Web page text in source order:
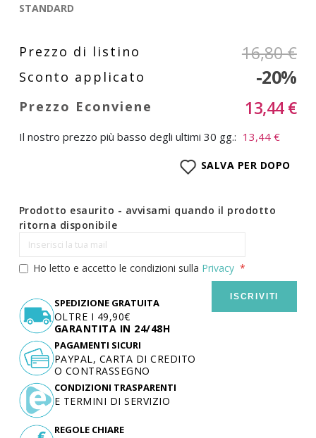
STANDARD
16,80 €
-20%
13,44 €
Il nostro prezzo più basso degli ultimi 30 gg.: 13,44 €
SALVA PER DOPO
Prodotto esaurito - avvisami quando il prodotto
ritorna disponibile
Ho letto e accetto le condizioni sulla Privacy
ISCRIVITI
SPEDIZIONE GRATUITA
OLTRE I 49,90€
GARANTITA IN 24/48H
PAGAMENTI SICURI
PAYPAL, CARTA DI CREDITO
O CONTRASSEGNO
CONDIZIONI TRASPARENTI
E TERMINI DI SERVIZIO
REGOLE CHIARE